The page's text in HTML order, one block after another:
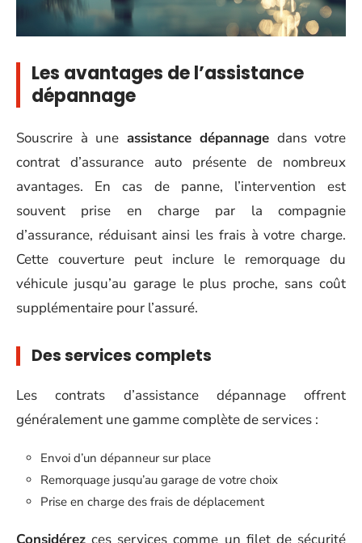
Les avantages de l’assistance
dépannage
Souscrire à une assistance dépannage dans votre
contrat d’assurance auto présente de nombreux
avantages. En cas de panne, l’intervention est
souvent prise en charge par la compagnie
d’assurance, réduisant ainsi les frais à votre charge.
Cette couverture peut inclure le remorquage du
véhicule jusqu’au garage le plus proche, sans coût
supplémentaire pour l’assuré.
Des services complets
Les contrats d’assistance dépannage offrent
généralement une gamme complète de services :
Envoi d’un dépanneur sur place
Remorquage jusqu’au garage de votre choix
Prise en charge des frais de déplacement